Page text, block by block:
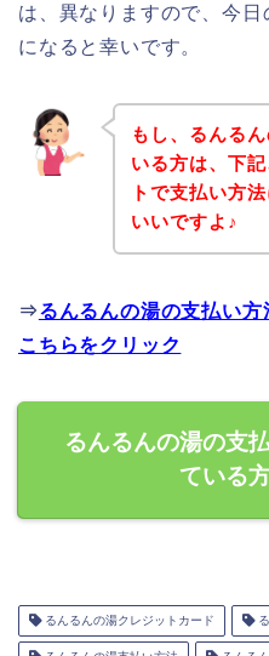
は、異なりますので、今
になると幸いです。
もし、るんる
いる方は、下
トで支払い方
いいですよ♪
⇒るんるんの湯の支払い
こちらをクリック
るんるんの湯の支
ている
るんるんの湯クレジットカード る